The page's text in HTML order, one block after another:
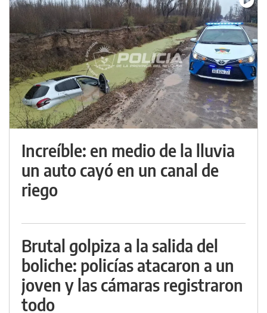
Increíble: en medio de la lluvia
un auto cayó en un canal de
riego
Brutal golpiza a la salida del
boliche: policías atacaron a un
joven y las cámaras registraron
todo